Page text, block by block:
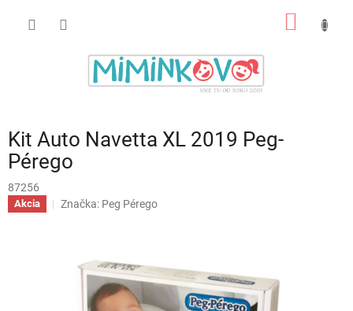
Kit Auto Navetta XL 2019 Peg-
Pérego
87256
Akcia Značka: Peg Pérego